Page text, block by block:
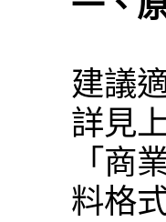
建議
詳見
「商
料格